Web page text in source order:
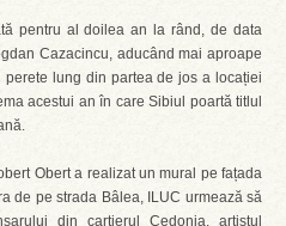
pentru al doilea an la rând, de data
Cazacincu, aducând mai aproape
lung din partea de jos a locației
acestui an în care Sibiul poartă titlul
Obert a realizat un mural pe fațada
de pe strada Bâlea, ILUC urmează să
din cartierul Cedonia, artistul